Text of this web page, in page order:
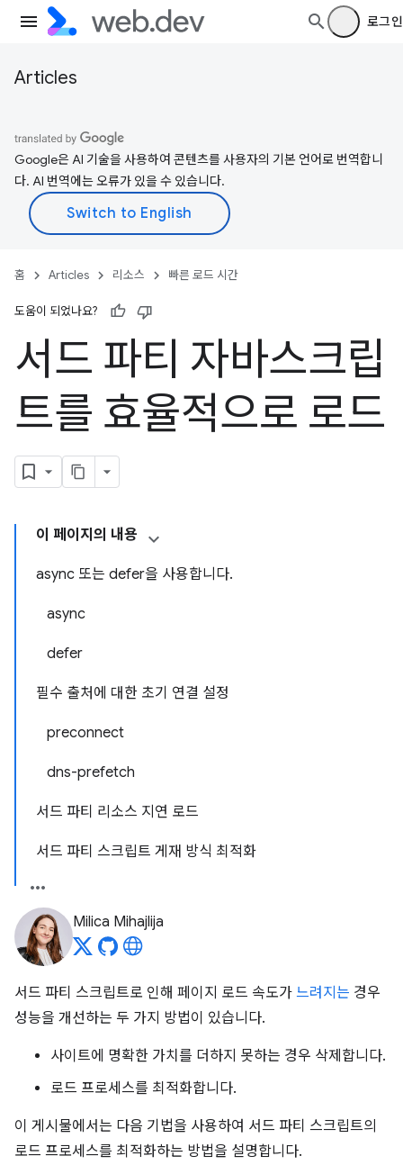
로그인
Articles
Google은 AI 기술을 사용하여 콘텐츠를 사용자의 기본 언어로 번역합니
다. AI 번역에는 오류가 있을 수 있습니다.
홈 Articles 리소스 빠른 로드 시간
도움이 되었나요?
서드 파티 자바스크립
트를 효율적으로 로드
이 페이지의 내용
async 또는 defer을 사용합니다.
async
defer
필수 출처에 대한 초기 연결 설정
preconnect
dns-prefetch
서드 파티 리소스 지연 로드
서드 파티 스크립트 게재 방식 최적화
Milica Mihajlija
서드 파티 스크립트로 인해 페이지 로드 속도가 느려지는 경우
성능을 개선하는 두 가지 방법이 있습니다.
사이트에 명확한 가치를 더하지 못하는 경우 삭제합니다.
로드 프로세스를 최적화합니다.
이 게시물에서는 다음 기법을 사용하여 서드 파티 스크립트의
로드 프로세스를 최적화하는 방법을 설명합니다.